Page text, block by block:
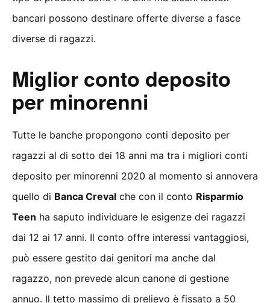
bancari possono destinare offerte diverse a fasce
diverse di ragazzi.
Miglior conto deposito
per minorenni
Tutte le banche propongono conti deposito per
ragazzi al di sotto dei 18 anni ma tra i migliori conti
deposito per minorenni 2020 al momento si annovera
quello di Banca Creval che con il conto Risparmio
Teen ha saputo individuare le esigenze dei ragazzi
dai 12 ai 17 anni. Il conto offre interessi vantaggiosi,
può essere gestito dai genitori ma anche dal
ragazzo, non prevede alcun canone di gestione
annuo. Il tetto massimo di prelievo è fissato a 50